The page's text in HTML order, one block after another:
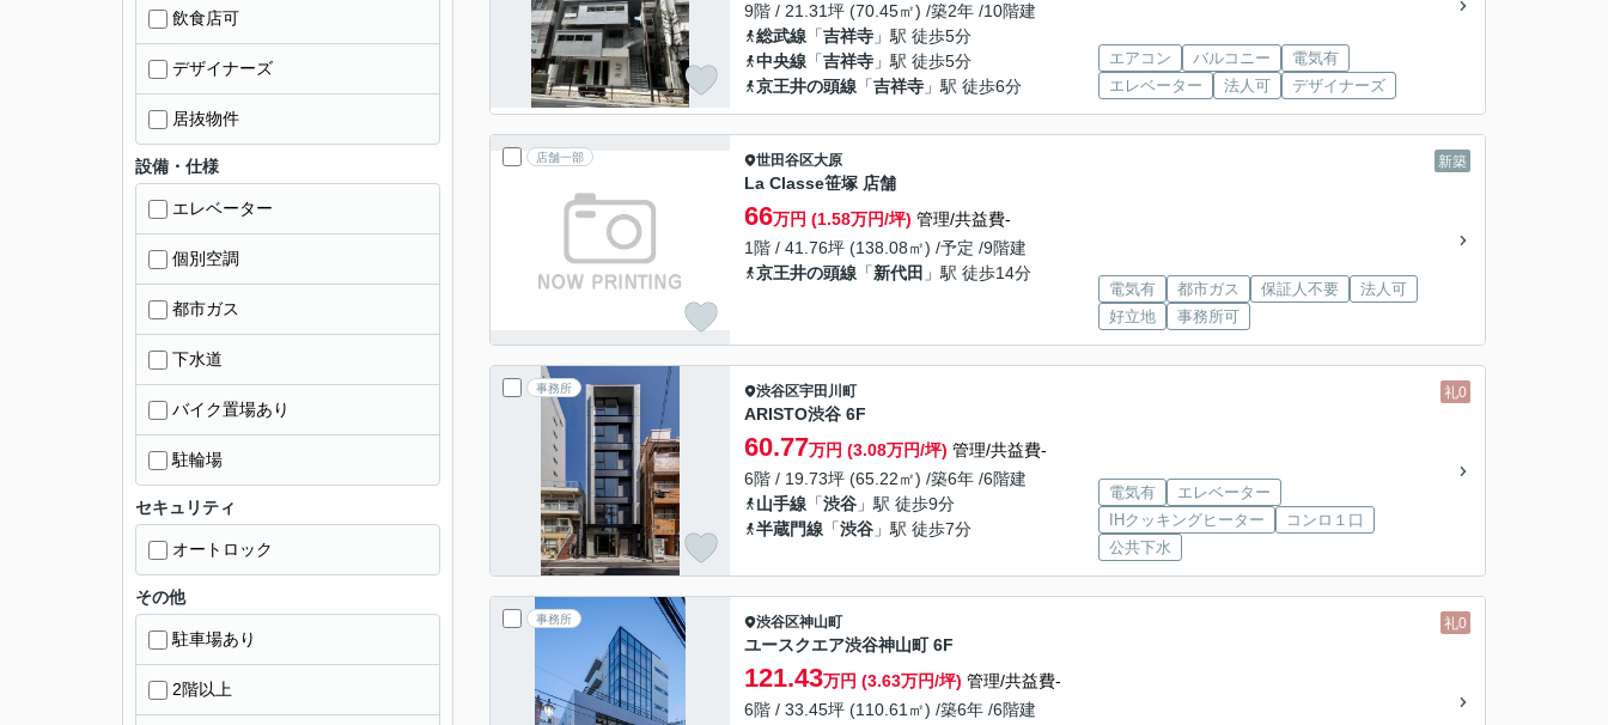
9階 / 21.31坪 (70.45㎡) /築2年 /10階建
総武線 「吉祥寺 」駅 徒歩5分
中央線 「吉祥寺 」駅 徒歩5分
京王井の頭線 「吉祥寺 」駅 徒歩6分
エアコン バルコニー
電気有
エレベーター
法人可 デザイナーズ
店舗一部 新築
世田谷区大原
La Classe笹塚 店舗
66万円 (1.58万円/坪) 管理/共益費-
1階 / 41.76坪 (138.08㎡) /予定 /9階建
京王井の頭線 「新代田 」駅 徒歩14分
電気有 都市ガス 保証人不要
法人可
好立地
事務所可
事務所 礼0
渋谷区宇田川町
ARISTO渋谷 6F
60.77万円 (3.08万円/坪) 管理/共益費-
6階 / 19.73坪 (65.22㎡) /築6年 /6階建
山手線 「渋谷 」駅 徒歩9分
半蔵門線 「渋谷 」駅 徒歩7分
電気有
エレベーター
IHクッキングヒーター
コンロ１口
公共下水
事務所 礼0
渋谷区神山町
ユースクエア渋谷神山町 6F
121.43万円 (3.63万円/坪) 管理/共益費-
6階 / 33.45坪 (110.61㎡) /築6年 /6階建
飲食店可
デザイナーズ
居抜物件
設備・仕様
エレベーター
個別空調
都市ガス
下水道
バイク置場あり
駐輪場
セキュリティ
オートロック
その他
駐車場あり
2階以上